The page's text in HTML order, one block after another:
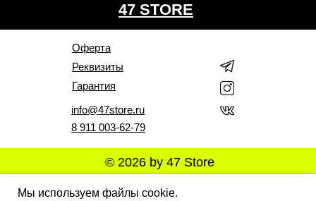
Мы используем файлы cookie.
info@47store.ru
© 2026 by 47 Store
Оферта
Реквизиты
Гарантия
47 STORE
Все права защищены. Полное или частичное
копирование материалов Сайта в коммерческих целях
8 911 003-62-79